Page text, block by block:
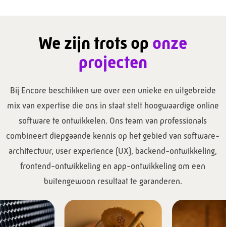
We zijn trots op onze
projecten
Bij Encore beschikken we over een unieke en uitgebreide
mix van expertise die ons in staat stelt hoogwaardige online
software te ontwikkelen. Ons team van professionals
combineert diepgaande kennis op het gebied van software-
architectuur, user experience (UX), backend-ontwikkeling,
frontend-ontwikkeling en app-ontwikkeling om een
buitengewoon resultaat te garanderen.